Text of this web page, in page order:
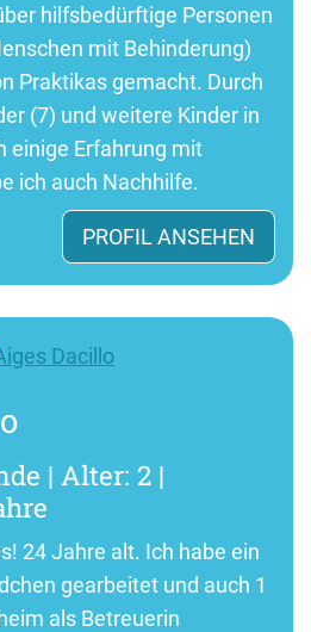
hilfsbedürftige Personen
mit Behinderung)
Praktikas gemacht. Durch
(7) und weitere Kinder in
einige Erfahrung mit
ich auch Nachhilfe.
PROFIL ANSEHEN
| Alter: 2 |
24 Jahre alt. Ich habe ein
gearbeitet und auch 1
als Betreuerin